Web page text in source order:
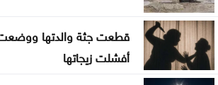
قطعت جثة والدتها ووضعت
أفشلت زيجاتها